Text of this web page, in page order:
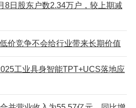
8日股东户数2.34万户，较上期减
价竞争不会给行业带来长期价值
工业具身智能TPT+UCS落地应